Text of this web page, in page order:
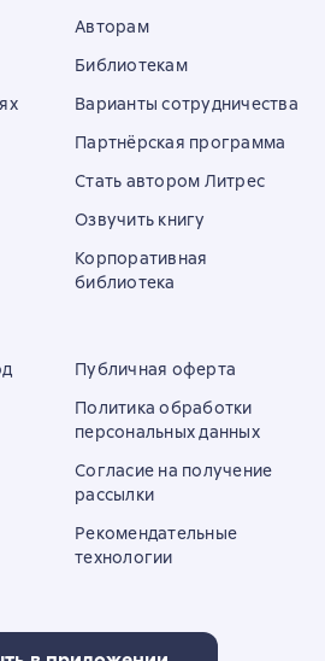
Авторам
Библиотекам
Варианты сотрудничества
Партнёрская программа
Стать автором Литрес
Озвучить книгу
Корпоративная
библиотека
Публичная оферта
Политика обработки
персональных данных
Согласие на получение
рассылки
Рекомендательные
технологии